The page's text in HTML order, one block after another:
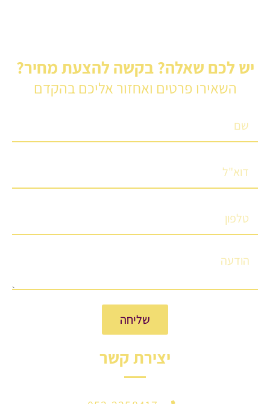
יש לכם שאלה? בקשה להצעת מחיר?
השאירו פרטים ואחזור אליכם בהקדם
שליחה
יצירת קשר